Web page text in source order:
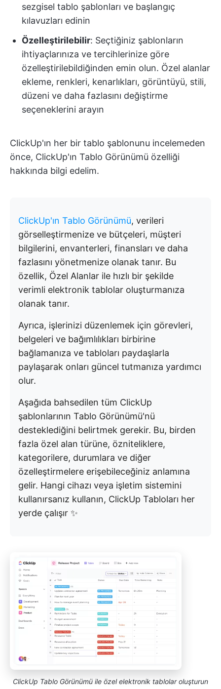
sezgisel tablo şablonları ve başlangıç
kılavuzları edinin
Özelleştirilebilir: Seçtiğiniz şablonların
ihtiyaçlarınıza ve tercihlerinize göre
özelleştirilebildiğinden emin olun. Özel alanlar
ekleme, renkleri, kenarlıkları, görüntüyü, stili,
düzeni ve daha fazlasını değiştirme
seçeneklerini arayın
ClickUp'ın her bir tablo şablonunu incelemeden
önce, ClickUp'ın Tablo Görünümü özelliği
hakkında bilgi edelim.
ClickUp'ın Tablo Görünümü, verileri
görselleştirmenize ve bütçeleri, müşteri
bilgilerini, envanterleri, finansları ve daha
fazlasını yönetmenize olanak tanır. Bu
özellik, Özel Alanlar ile hızlı bir şekilde
verimli elektronik tablolar oluşturmanıza
olanak tanır.
Ayrıca, işlerinizi düzenlemek için görevleri,
belgeleri ve bağımlılıkları birbirine
bağlamanıza ve tabloları paydaşlarla
paylaşarak onları güncel tutmanıza yardımcı
olur.
Aşağıda bahsedilen tüm ClickUp
şablonlarının Tablo Görünümü'nü
desteklediğini belirtmek gerekir. Bu, birden
fazla özel alan türüne, özniteliklere,
kategorilere, durumlara ve diğer
özelleştirmelere erişebileceğiniz anlamına
gelir. Hangi cihazı veya işletim sistemini
kullanırsanız kullanın, ClickUp Tabloları her
yerde çalışır ✨
ClickUp Tablo Görünümü ile özel elektronik tablolar oluşturun